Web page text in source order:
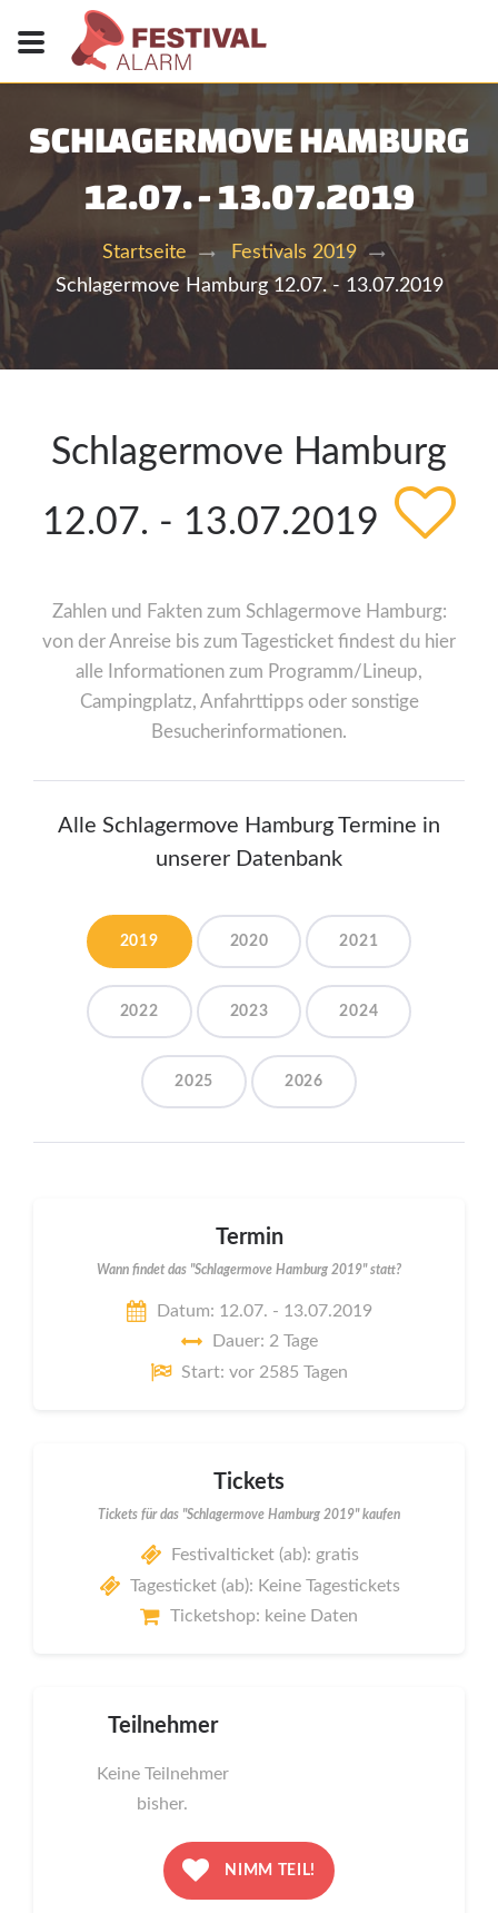
SCHLAGERMOVE HAMBURG
12.07. - 13.07.2019
Startseite
Festivals 2019
Schlagermove Hamburg 12.07. - 13.07.2019
Schlagermove Hamburg
12.07. - 13.07.2019
Zahlen und Fakten zum Schlagermove Hamburg:
von der Anreise bis zum Tagesticket findest du hier
alle Informationen zum Programm/Lineup,
Campingplatz, Anfahrttipps oder sonstige
Besucherinformationen.
Alle Schlagermove Hamburg Termine in
unserer Datenbank
2019 2020 2021
2022 2023 2024
2025 2026
Termin
Wann findet das "Schlagermove Hamburg 2019" statt?
Datum: 12.07. - 13.07.2019
Dauer: 2 Tage
Start: vor 2585 Tagen
Tickets
Tickets für das "Schlagermove Hamburg 2019" kaufen
Festivalticket (ab): gratis
Tagesticket (ab): Keine Tagestickets
Ticketshop: keine Daten
Teilnehmer
Keine Teilnehmer
bisher.
NIMM TEIL!